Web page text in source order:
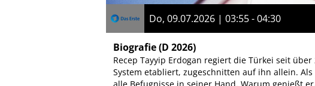
Do, 09.07.2026 | 03:55 - 04:30
Biografie(D 2026)
Recep Tayyip Erdogan regiert die Türkei seit
System etabliert, zugeschnitten auf ihn allein.